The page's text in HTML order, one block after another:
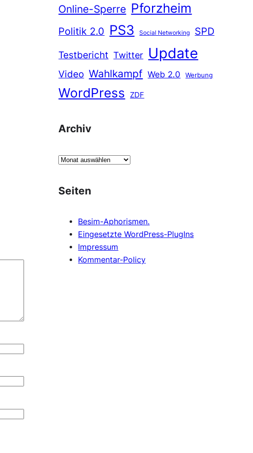
Online-Sperre Pforzheim
Politik 2.0 PS3 Social Networking
SPD
Testbericht Twitter Update
Video Wahlkampf Web 2.0 Werbung
WordPress ZDF
Archiv
A
h
Seiten
Besim-Aphorismen.
Eingesetzte WordPress-PlugIns
Impressum
Kommentar-Policy